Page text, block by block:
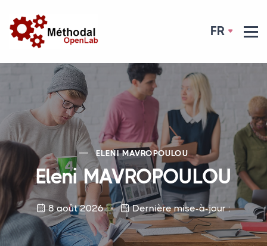
FR
ELENIMAVROPOULOU
EleniMAVROPOULOU
8 août 2026 Dernière mise-à-jour :